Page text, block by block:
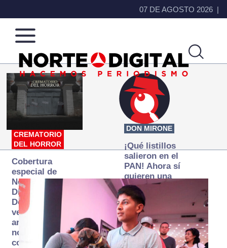
07 DE AGOSTO 2026
Norte
de
Ciudad
Más
que
noticias,
hacemos periodismo
CREMATORIO
DEL HORROR
Cobertura
especial de
Norte
Digital:
Donde la
verdad
arde… pero
no se
consume
DON MIRONE
¡Qué listillos
salieron en el
PAN! Ahora sí
quieren una
Fiscalía
autónoma… y
transexenal